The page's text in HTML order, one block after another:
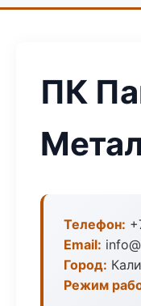
ПК
Телефон:
Email:
Город:
Режим